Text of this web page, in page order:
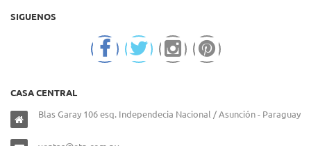
SIGUENOS
CASA CENTRAL
Blas Garay 106 esq. Independecia Nacional / Asunción - Paraguay